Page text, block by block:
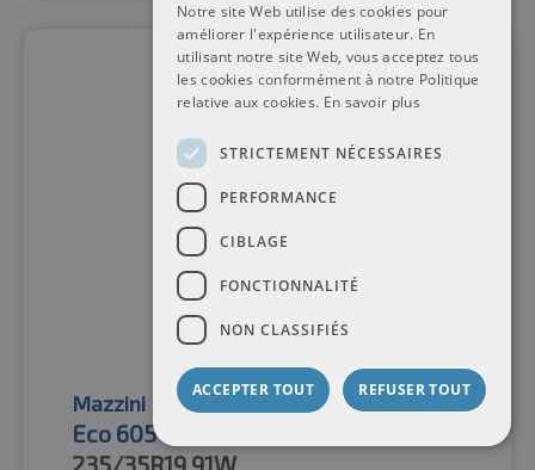
Mazzini Pneus d'été
Eco 605 Plus XL
Notre site Web utilise des cookies pour
améliorer l'expérience utilisateur. En
utilisant notre site Web, vous acceptez tous
les cookies conformément à notre Politique
relative aux cookies. En savoir plus
STRICTEMENT NÉCESSAIRES
PERFORMANCE
CIBLAGE
FONCTIONNALITÉ
NON CLASSIFIÉS
ACCEPTER TOUT REFUSER TOUT